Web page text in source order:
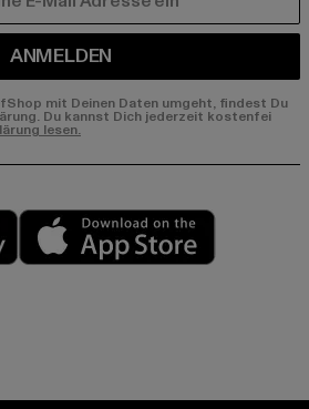
ANMELDEN
mit Deinen Daten umgeht, findest Du
Du kannst Dich jederzeit kostenfei
lesen.
Play market